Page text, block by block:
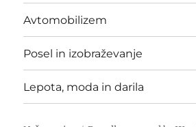
Avtomobilizem
Posel in izobraževanje
Lepota, moda in darila